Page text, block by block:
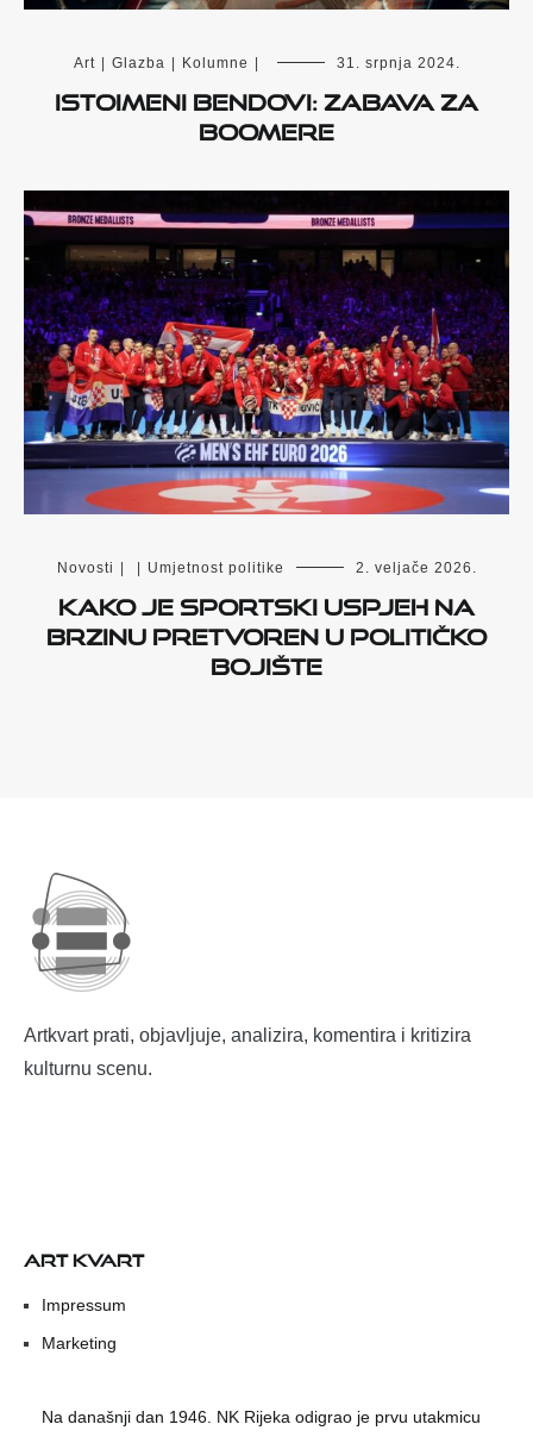
Art | Glazba | Kolumne | 31. srpnja 2024.
Istoimeni bendovi: zabava za
boomere
Novosti | | Umjetnost politike 2. veljače 2026.
Kako je sportski uspjeh na
brzinu pretvoren u političko
bojište
Artkvart prati, objavljuje, analizira, komentira i kritizira
kulturnu scenu.
ART KVART
Impressum
Marketing
Na današnji dan 1946. NK Rijeka odigrao je prvu utakmicu